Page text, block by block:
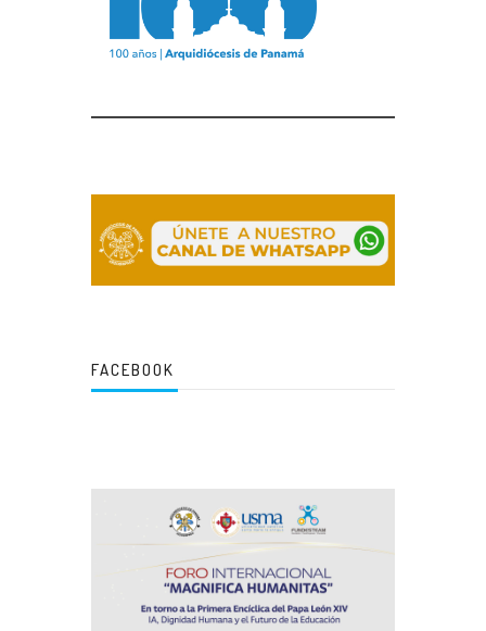
FACEBOOK